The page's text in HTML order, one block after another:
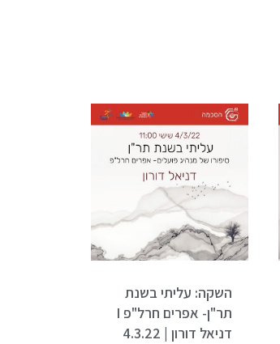
השקה: עליתי בשנת
תר"ן- אפרים חרל"פ I
דניאל דורון | 4.3.22